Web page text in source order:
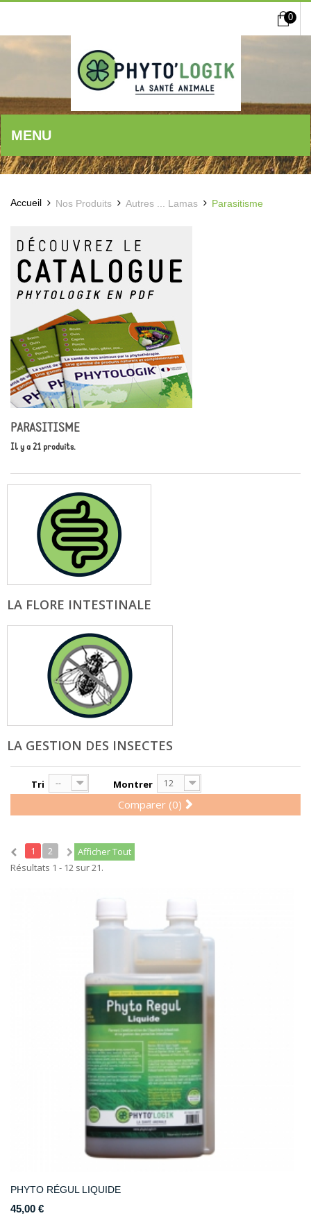
0
MENU
Accueil Nos Produits Autres ... Lamas Parasitisme
PARASITISME
Il y a 21 produits.
LA FLORE INTESTINALE
LA GESTION DES INSECTES
Tri -- Montrer 12
Comparer (0)
Afficher Tout
1
2
Résultats 1 - 12 sur 21.
PHYTO RÉGUL LIQUIDE
45,00 €